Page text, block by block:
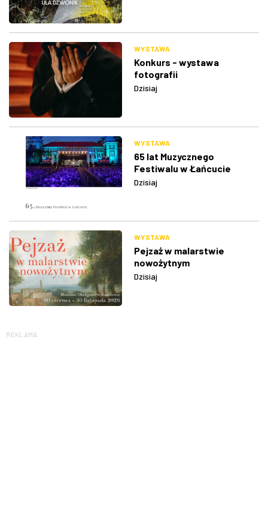
WYSTAWA
Konkurs - wystawa
fotografii
Dzisiaj
WYSTAWA
65 lat Muzycznego
Festiwalu w Łańcucie
Dzisiaj
WYSTAWA
Pejzaż w malarstwie
nowożytnym
Dzisiaj
REKLAMA